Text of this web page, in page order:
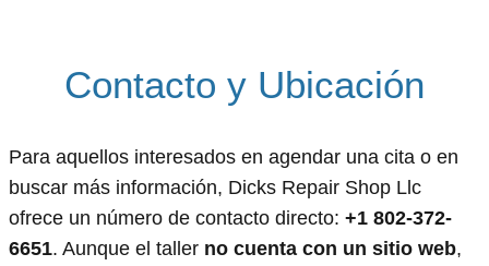
Contacto y Ubicación
Para aquellos interesados en agendar una cita o en
buscar más información, Dicks Repair Shop Llc
ofrece un número de contacto directo: +1 802-372-
6651. Aunque el taller no cuenta con un sitio web,